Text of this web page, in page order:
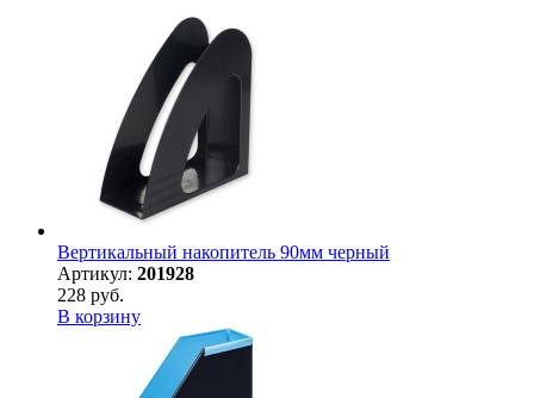
Вертикальный накопитель 90мм черный
Артикул: 201928
228 руб.
В корзину